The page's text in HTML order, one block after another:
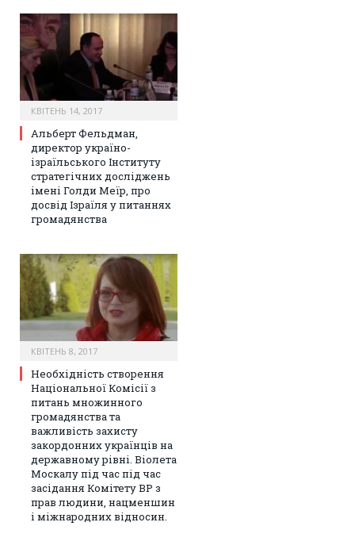
КВІТЕНЬ 14, 2017
Альберт Фельдман,
директор україно-
ізраїльського Інституту
стратегічних досліджень
імені Голди Меїр, про
досвід Ізраїля у питаннях
громадянства
КВІТЕНЬ 8, 2017
Необхідність створення
Національної Комісії з
питань множинного
громадянства та
важливість захисту
закордонних українців на
державному рівні. Віолета
Москалу під час під час
засідання Комітету ВР з
прав людини, нацменшин
і міжнародних відносин.